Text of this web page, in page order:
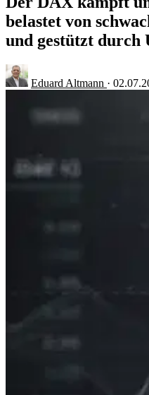
belastet von
und gestützt durch
Eduard Altmann ·